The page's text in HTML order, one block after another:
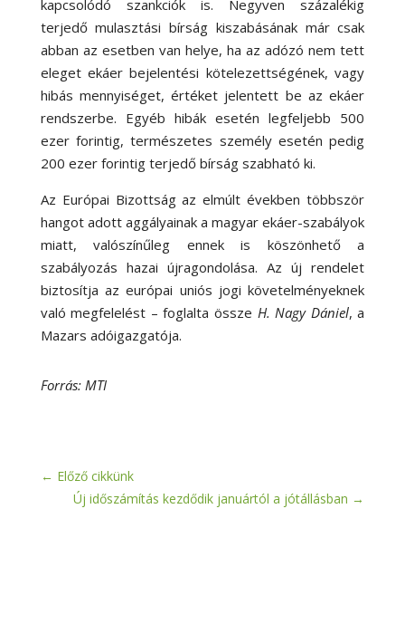
kapcsolódó szankciók is. Negyven százalékig
terjedő mulasztási bírság kiszabásának már csak
abban az esetben van helye, ha az adózó nem tett
eleget ekáer bejelentési kötelezettségének, vagy
hibás mennyiséget, értéket jelentett be az ekáer
rendszerbe. Egyéb hibák esetén legfeljebb 500
ezer forintig, természetes személy esetén pedig
200 ezer forintig terjedő bírság szabható ki.
Az Európai Bizottság az elmúlt években többször
hangot adott aggályainak a magyar ekáer-szabályok
miatt, valószínűleg ennek is köszönhető a
szabályozás hazai újragondolása. Az új rendelet
biztosítja az európai uniós jogi követelményeknek
való megfelelést – foglalta össze H. Nagy Dániel, a
Mazars adóigazgatója.
Forrás: MTI
← Előző cikkünk
Új időszámítás kezdődik januártól a jótállásban →